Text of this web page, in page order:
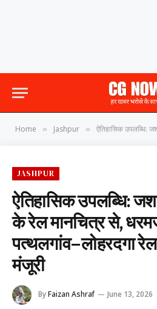
Home » Jashpur » ऐतिहासिक उपलब्धि: जशपुर अब जुड़ेगा देश के
JASHPUR
ऐतिहासिक उपलब्धि:
के रेल मानचित्र से,
पत्थलगांव–लोहरदगा
मंजूरी
ByFaizan Ashraf June 13, 2026